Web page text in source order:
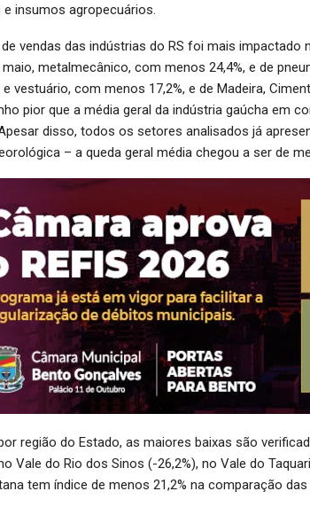
insumos agropecuários.
vendas das indústrias do RS foi mais
maio, metalmecânico, com menos 24,4%, e de
vestuário, com menos 17,2%, e de Madeira,
pior que a média geral da indústria gaúcha em
disso, todos os setores analisados já
– a queda geral média chegou a ser de
região do Estado, as maiores baixas são
Vale do Rio dos Sinos (-26,2%), no Vale do
tem índice de menos 21,2% na comparação